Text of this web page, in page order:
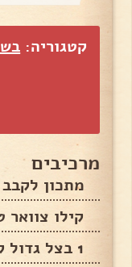
קטגוריה:
מרכיבים
מתכון
קילו
1 בצל גדול קצוץ דק